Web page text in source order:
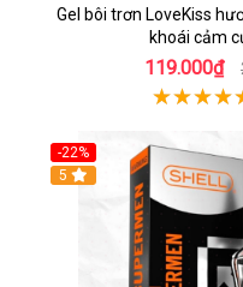
Gel bôi trơn LoveKiss
khoái cảm
119.000₫
-22%
5